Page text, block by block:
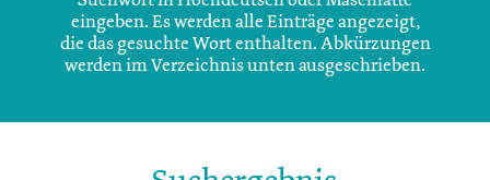
eingeben. Es werden alle Einträge angezeigt,
die das gesuchte Wort enthalten. Abkürzungen
werden im Verzeichnis unten ausgeschrieben.